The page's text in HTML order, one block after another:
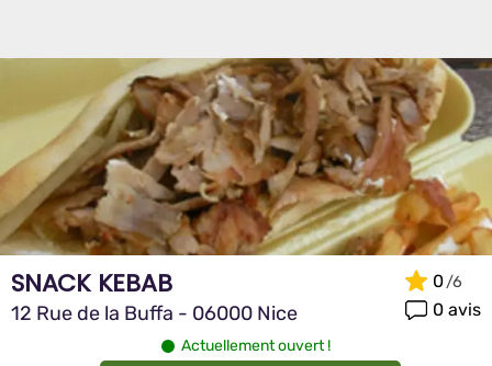
SNACK KEBAB
12 Rue de la Buffa - 06000 Nice
0
0 avis
Actuellement ouvert !